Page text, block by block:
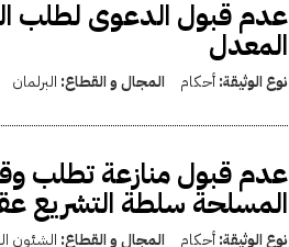
المعدل
نوع الوثيقة:أحكام المجال و القطاع: البرلمان
عدم قبول منازعة تطلب
المسلحة سلطة التشريع عقب
نوع الوثيقة:أحكام المجال و القطاع: الشئون